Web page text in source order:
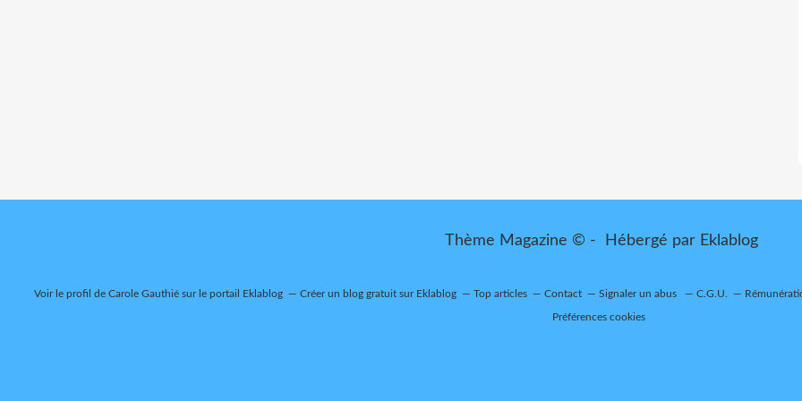
Thème Magazine © - Hébergé par Eklablog
Voir le profil de Carole Gauthié sur le portail Eklablog Créer un blog gratuit sur Eklablog Top articles Contact Signaler un abus C.G.U.
Préférences cookies